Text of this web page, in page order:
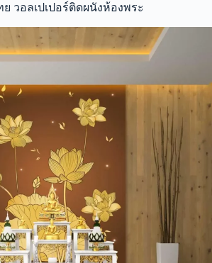
วอลเปเปอร์ติดผนังห้องพระ